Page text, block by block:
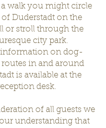
walk you might circle
Duderstadt on the
or stroll through the
city park.
information on dog-
in and around
is available at the
desk.
of all guests we
understanding that